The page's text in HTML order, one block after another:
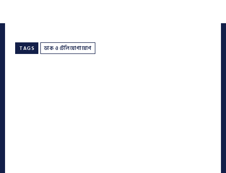
TAGS ডাক ও টেলিযোগাযোগ